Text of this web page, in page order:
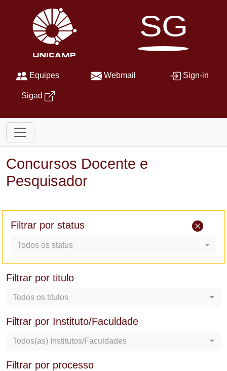
SG
Equipes Webmail Sign-in
Sigad
Concursos Docente e
Pesquisador
Filtrar por status
Todos os status
Filtrar por titulo
Todos os titulos
Filtrar por Instituto/Faculdade
Todos(as) Institutos/Faculdades
Filtrar por processo